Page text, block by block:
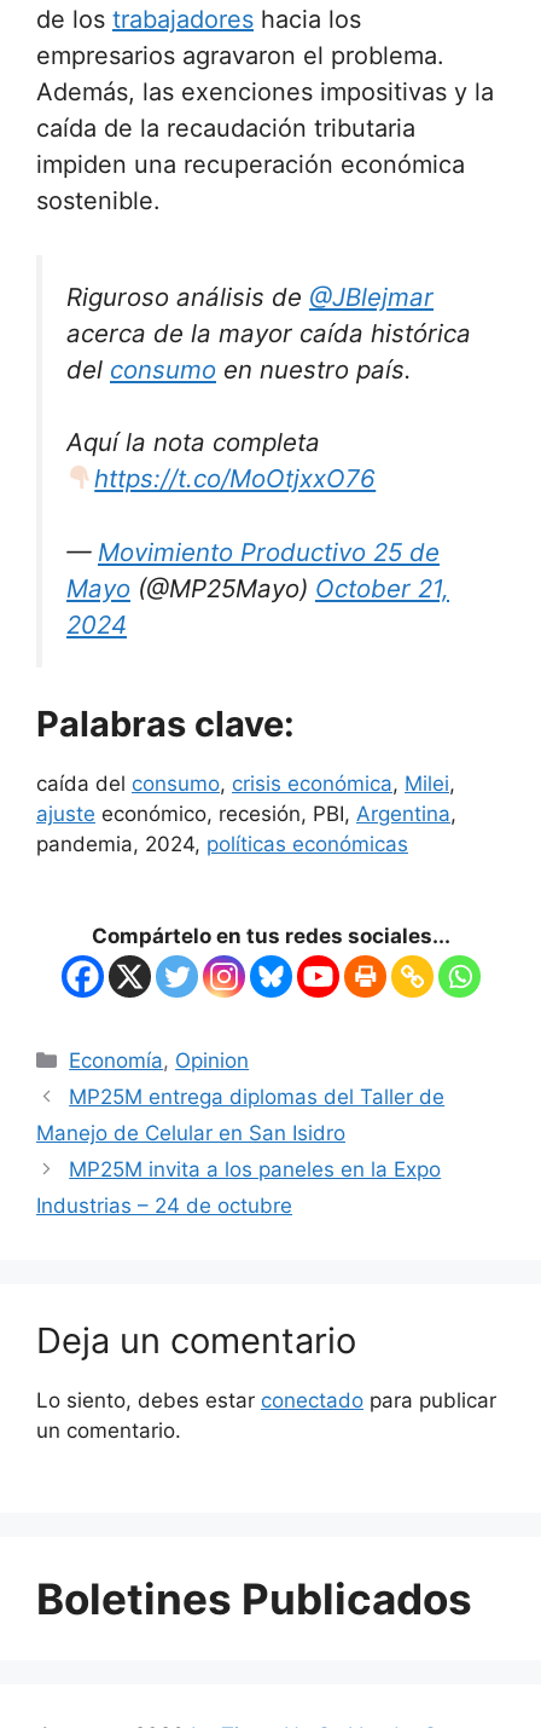
de los trabajadores hacia los
empresarios agravaron el problema.
Además, las exenciones impositivas y la
caída de la recaudación tributaria
impiden una recuperación económica
sostenible.
Riguroso análisis de @JBlejmar
acerca de la mayor caída histórica
del consumo en nuestro país.
Aquí la nota completa
https://t.co/MoOtjxxO76
— Movimiento Productivo 25 de
Mayo (@MP25Mayo) October 21,
2024
Palabras clave:
caída del consumo, crisis económica, Milei,
ajuste económico, recesión, PBI, Argentina,
pandemia, 2024, políticas económicas
Compártelo en tus redes sociales...
Economía, Opinion
MP25M entrega diplomas del Taller de
Manejo de Celular en San Isidro
MP25M invita a los paneles en la Expo
Industrias – 24 de octubre
Deja un comentario
Lo siento, debes estar conectado para publicar
un comentario.
Boletines Publicados